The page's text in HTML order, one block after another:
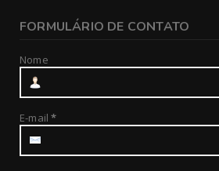
FORMULÁRIO DE CONTATO
Nome
E-mail*